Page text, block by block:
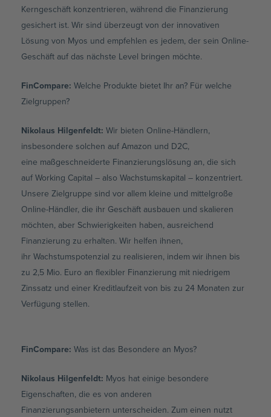
Kerngeschäft konzentrieren, während die Finanzierung
gesichert ist. Wir sind überzeugt von der innovativen
Lösung von Myos und empfehlen es jedem, der sein Online-
Geschäft auf das nächste Level bringen möchte.
FinCompare: Welche Produkte bietet Ihr an? Für welche
Zielgruppen?
Nikolaus Hilgenfeldt: Wir bieten Online-Händlern,
insbesondere solchen auf Amazon und D2C,
eine maßgeschneiderte Finanzierungslösung an, die sich
auf Working Capital – also Wachstumskapital – konzentriert.
Unsere Zielgruppe sind vor allem kleine und mittelgroße
Online-Händler, die ihr Geschäft ausbauen und skalieren
möchten, aber Schwierigkeiten haben, ausreichend
Finanzierung zu erhalten. Wir helfen ihnen,
ihr Wachstumspotenzial zu realisieren, indem wir ihnen bis
zu 2,5 Mio. Euro an flexibler Finanzierung mit niedrigem
Zinssatz und einer Kreditlaufzeit von bis zu 24 Monaten zur
Verfügung stellen.
FinCompare: Was ist das Besondere an Myos?
Nikolaus Hilgenfeldt: Myos hat einige besondere
Eigenschaften, die es von anderen
Finanzierungsanbietern unterscheiden. Zum einen nutzt